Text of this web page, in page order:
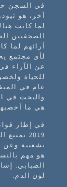
في السجن
آخر، هو
لما كانت
الصحفيين
أرائهم لما
لأي مجتمع
عن الآراء
للحياة
عام في
والبحث في
هي ما
في إطار
2019
بشعبية
هو مهم
الضبابي.
لون الدم.